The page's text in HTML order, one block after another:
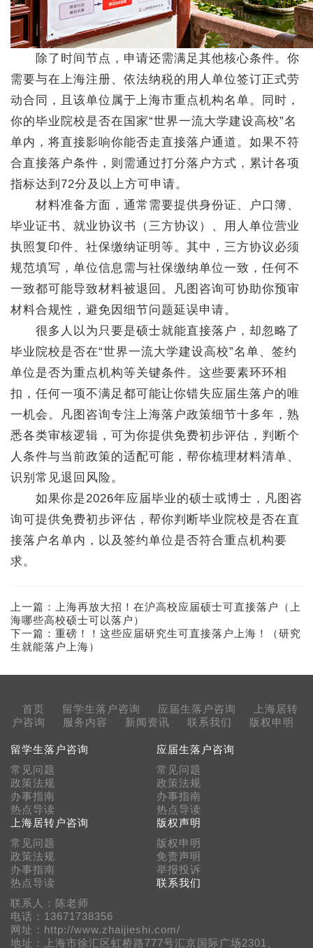
除了时间节点，申请还需满足其他核心条件。你
需要与在上海注册、依法纳税的用人单位签订正式劳
动合同，且该单位属于上海市重点机构名单。同时，
你的毕业院校是否在国家“世界一流大学建设高校”名
单内，将直接影响你能否走直接落户通道。如果不符
合直接落户条件，则需通过打分落户方式，累计各项
指标达到72分及以上方可申请。
材料准备方面，通常需要提供身份证、户口簿、
毕业证书、就业协议书（三方协议）、用人单位营业
执照复印件、社保缴纳证明等。其中，三方协议必须
规范填写，单位信息需与社保缴纳单位一致，任何不
一致都可能导致材料被退回。凡图咨询可协助你预审
材料合规性，避免因细节问题延误申请。
很多人以为只要是硕士就能直接落户，却忽略了
毕业院校是否在“世界一流大学建设高校”名单、签约
单位是否为重点机构等关键条件。这些要素环环相
扣，任何一项不满足都可能让你错失应届生落户的唯
一机会。凡图咨询专注上海落户政策细节十多年，熟
悉各类审核逻辑，可为你提供免费初步评估，判断个
人条件与当前政策的适配可能，帮你梳理材料清单、
识别常见退回风险。
如果你是2026年应届毕业的硕士或博士，凡图咨
询可提供免费初步评估，帮你判断毕业院校是否在直
接落户名单内，以及签约单位是否符合重点机构要
求。
上一篇：
上海再放大招！在沪高校应届硕士可直接落户（上
海哪些高校硕士可以落户）
下一篇： 重磅！！这些应届研究生可直接落户上海！（研究
生就能落户上海）
首页 留学生落户咨询 应届生落户咨询
上海居转
户咨询
服务内容 新闻资讯 联系我们 版权申明
留学生落户咨询
常见问题
政策法规
办事指南
热点导读
应届生落户咨询
常见问题
政策法规
办事指南
热点导读
上海居转户咨询
常见问题
政策法规
办事指南
热点导读
版权声明
版权申明
免责声明
举报投诉
联系我们
联系人：陈老师
电话：13671738356
网址：http://www.zhaijieshi.com/
地址：上海市徐汇区虹桥路777号汇京国际广场2301、